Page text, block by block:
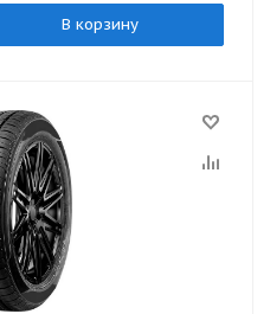
В корзину